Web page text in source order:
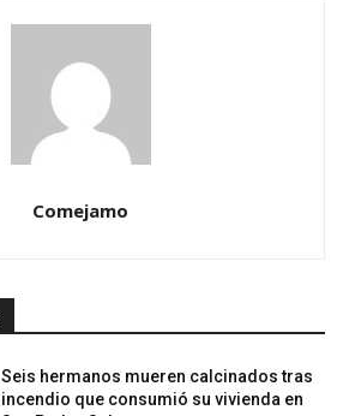
Comejamo
Seis hermanos mueren calcinados tras
incendio que consumió su vivienda en